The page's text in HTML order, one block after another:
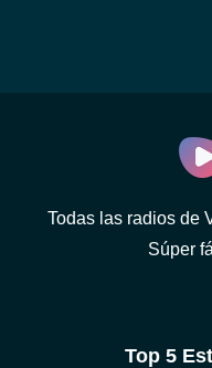
Todas las radios de
Súper
Top 5